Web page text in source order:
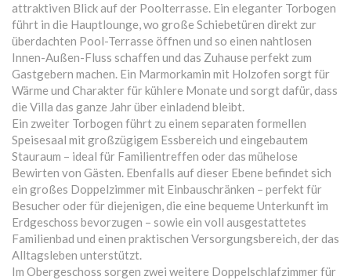
attraktiven Blick auf der Poolterrasse. Ein eleganter Torbogen
führt in die Hauptlounge, wo große Schiebetüren direkt zur
überdachten Pool-Terrasse öffnen und so einen nahtlosen
Innen-Außen-Fluss schaffen und das Zuhause perfekt zum
Gastgebern machen. Ein Marmorkamin mit Holzofen sorgt für
Wärme und Charakter für kühlere Monate und sorgt dafür, dass
die Villa das ganze Jahr über einladend bleibt.
Ein zweiter Torbogen führt zu einem separaten formellen
Speisesaal mit großzügigem Essbereich und eingebautem
Stauraum – ideal für Familientreffen oder das mühelose
Bewirten von Gästen. Ebenfalls auf dieser Ebene befindet sich
ein großes Doppelzimmer mit Einbauschränken – perfekt für
Besucher oder für diejenigen, die eine bequeme Unterkunft im
Erdgeschoss bevorzugen – sowie ein voll ausgestattetes
Familienbad und einen praktischen Versorgungsbereich, der das
Alltagsleben unterstützt.
Im Obergeschoss sorgen zwei weitere Doppelschlafzimmer für